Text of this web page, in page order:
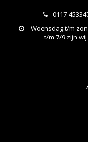
0117-
Woensdag t/m
t/m 7/9 zijn